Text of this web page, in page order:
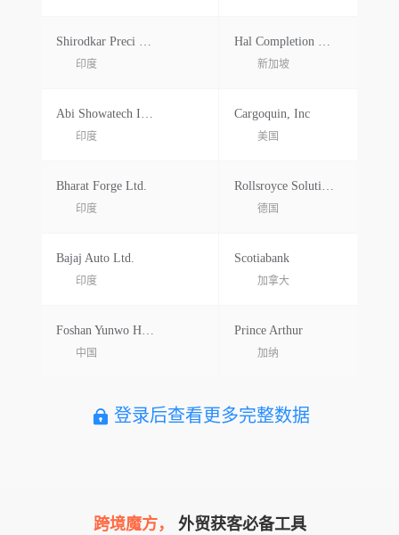
Shirodkar Preci Co.pvt.ltd.
印度
Hal Completion Manufacturing Pte Ltd.
新加坡
Abi Showatech India Pvt Ltd
印度
Cargoquin, Inc
美国
Bharat Forge Ltd.
印度
Rollsroyce Solutions Gmbh
德国
Bajaj Auto Ltd.
印度
Scotiabank
加拿大
Foshan Yunwo Household Factory Co Ltd
中国
Prince Arthur
加纳
登录后查看更多完整数据
跨境魔方， 外贸获客必备工具